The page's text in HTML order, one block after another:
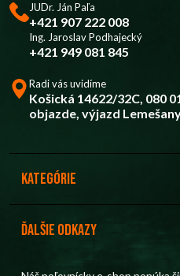
JUDr. Ján Paľa
+421 907 222 008
Ing. Jaroslav Podhajecký
+421 949 081 845
Radi vás uvidíme
Košická 14622/32C, 080
objazde, výjazd
Kategórie
Ďalšie odkazy